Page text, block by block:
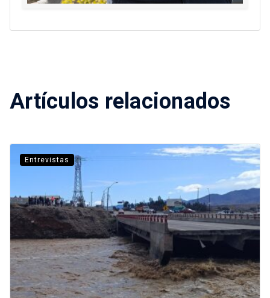
Artículos relacionados
Entrevistas